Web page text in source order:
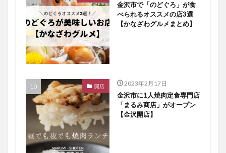
金沢市で「のどぐろ」が食
べられるオススメの店3選
【かなざわグルメまとめ】
開店 2023年2月17日
金沢市に1人焼肉定食専門店
「まるみ商店」がオープン
【金沢開店】